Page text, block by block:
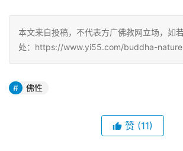
本文来自投稿，不代表方广佛教网立场，如
处：https://www.yi55.com/buddha-
佛性
赞 (11)